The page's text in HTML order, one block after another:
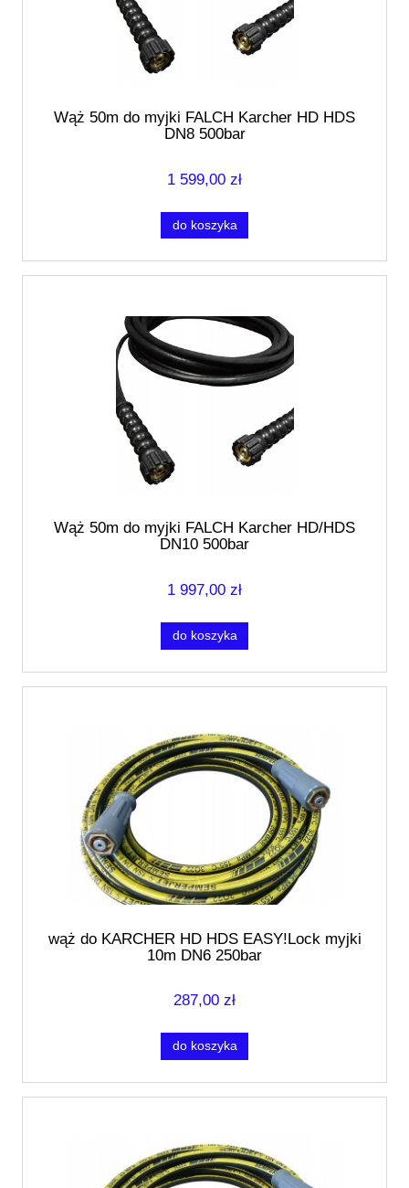
Wąż 50m do myjki FALCH Karcher HD HDS
DN8 500bar
1 599,00 zł
do koszyka
Wąż 50m do myjki FALCH Karcher HD/HDS
DN10 500bar
1 997,00 zł
do koszyka
wąż do KARCHER HD HDS EASY!Lock myjki
10m DN6 250bar
287,00 zł
do koszyka